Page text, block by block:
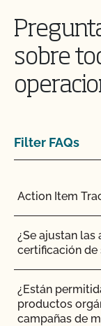
sobre
Filter FAQs
Action Item
¿Se ajustan
certificación de
¿Están
productos
campañas de
Si busco la
animales de mi
Mi explotación
pasto. ¿Hay
Ecológica
¿Qué ocurre
trasplantes y
¿Cuáles son
cultivos